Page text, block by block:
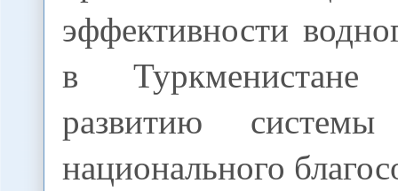
эффективности
в Туркменистане
развитию системы
национального